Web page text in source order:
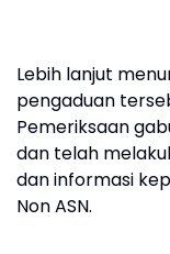
Lebih lanjut
pengaduan
Pemeriksaan
dan telah
dan informasi
Non ASN.